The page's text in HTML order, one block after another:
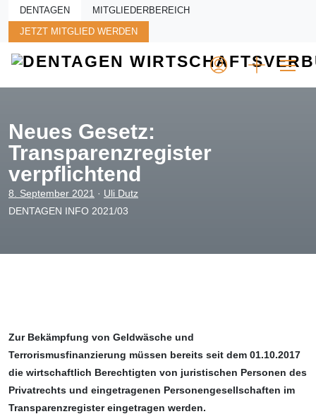
Skip to main content
DENTAGEN MITGLIEDERBEREICH
JETZT MITGLIED WERDEN
Neues Gesetz:
Transparenzregister
verpflichtend
8. September 2021 · Uli Dutz
DENTAGEN INFO 2021/03
Zur Bekämpfung von Geldwäsche und
Terrorismusfinanzierung müssen bereits seit dem 01.10.2017
die wirtschaftlich Berechtigten von juristischen Personen des
Privatrechts und eingetragenen Personen­gesellschaften im
Transparenzregister eingetragen werden.